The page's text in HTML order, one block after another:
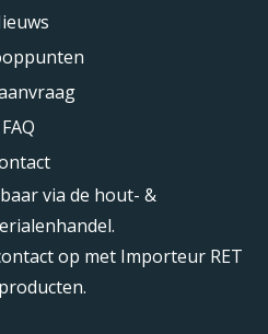
FAQ
via de hout- &
op met Importeur RET